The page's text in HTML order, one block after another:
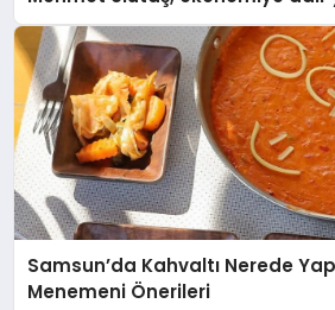
açıklamada şunları kaydetti:
Samsun’da Kahvaltı Nerede
Menemeni Önerileri